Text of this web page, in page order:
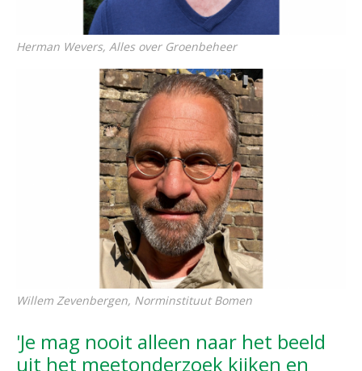
Herman Wevers, Alles over Groenbeheer
Willem Zevenbergen, Norminstituut Bomen
'Je mag nooit alleen naar het beeld
uit het meetonderzoek kijken en